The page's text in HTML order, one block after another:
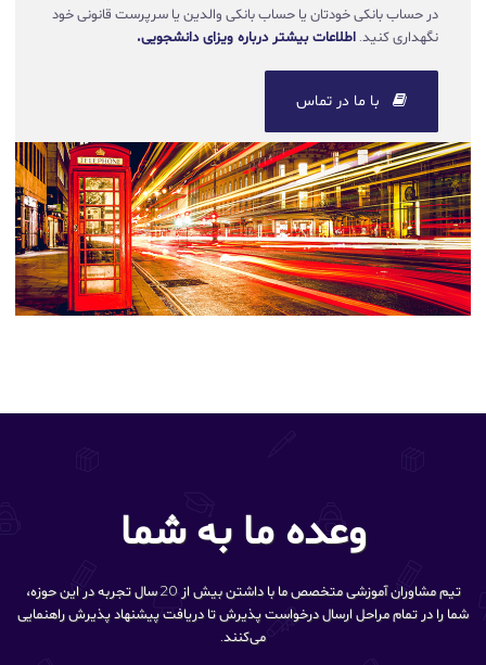
در حساب بانکی خودتان یا حساب بانکی والدین یا سرپرست قانونی خود
نگهداری کنید.اطلاعات بیشتر درباره ویزای دانشجویی.
با ما در تماس
وعده ما به شما
تیم مشاوران آموزشی متخصص ما با داشتن بیش از 20 سال تجربه در این حوزه،
شما را در تمام مراحل ارسال درخواست پذیرش تا دریافت پیشنهاد پذیرش راهنمایی
می‌کنند.